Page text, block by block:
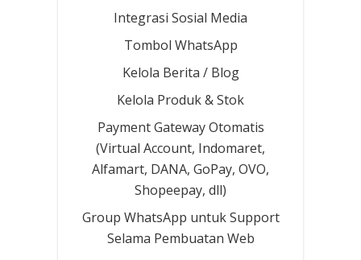
Integrasi Sosial Media
Tombol WhatsApp
Kelola Berita / Blog
Kelola Produk & Stok
Payment Gateway Otomatis
(Virtual Account, Indomaret,
Alfamart, DANA, GoPay, OVO,
Shopeepay, dll)
Group WhatsApp untuk Support
Selama Pembuatan Web